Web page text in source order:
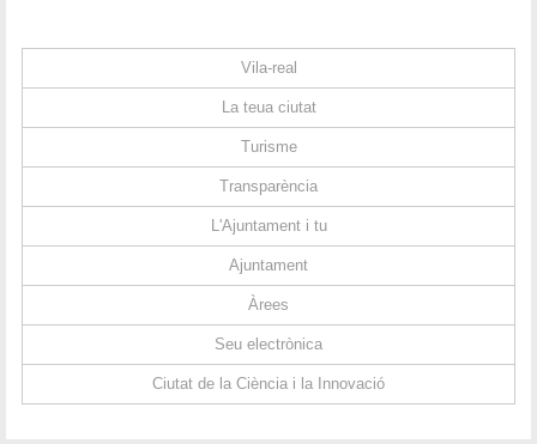
Vila-real
La teua ciutat
Turisme
Transparència
L'Ajuntament i tu
Ajuntament
Àrees
Seu electrònica
Ciutat de la Ciència i la Innovació